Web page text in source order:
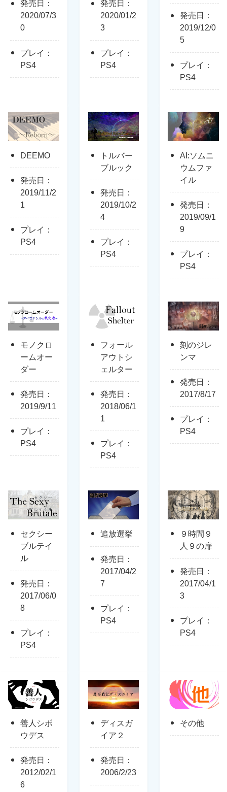
発売日：
2020/07/3
0
プレイ：
PS4
発売日：
2020/01/2
3
プレイ：
PS4
発売日：
2019/12/0
5
プレイ：
PS4
DEEMO
発売日：
2019/11/2
1
プレイ：
PS4
トルバー
ブルック
発売日：
2019/10/2
4
プレイ：
PS4
AI:ソムニ
ウムファ
イル
発売日：
2019/09/1
9
プレイ：
PS4
モノクロ
ームオー
ダー
発売日：
2019/9/11
プレイ：
PS4
フォール
アウトシ
ェルター
発売日：
2018/06/1
1
プレイ：
PS4
刻のジレ
ンマ
発売日：
2017/8/17
プレイ：
PS4
セクシー
ブルテイ
ル
発売日：
2017/06/0
8
プレイ：
PS4
追放選挙
発売日：
2017/04/2
7
プレイ：
PS4
９時間９
人９の扉
発売日：
2017/04/1
3
プレイ：
PS4
善人シボ
ウデス
発売日：
2012/02/1
6
ディスガ
イア２
発売日：
2006/2/23
その他